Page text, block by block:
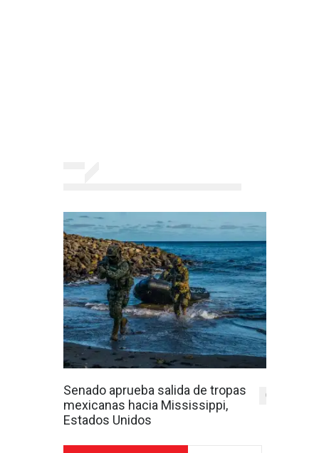
Senado aprueba salida de tropas
mexicanas hacia Mississippi,
Estados Unidos
0